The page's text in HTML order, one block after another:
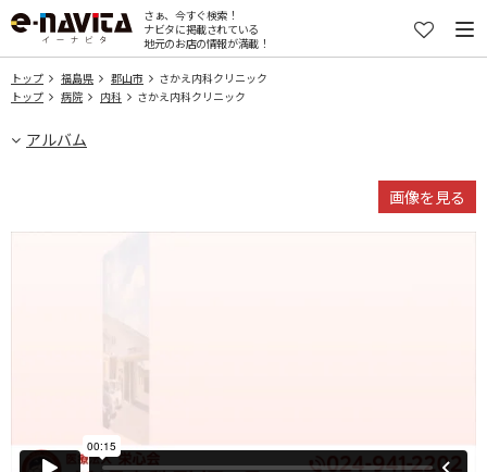
さぁ、今すぐ検索！
ナビタに掲載されている
地元のお店の情報が満載！
トップ 福島県 郡山市
さかえ内科クリニック
トップ
病院 内科 さかえ内科クリニック
アルバム
画像を見る